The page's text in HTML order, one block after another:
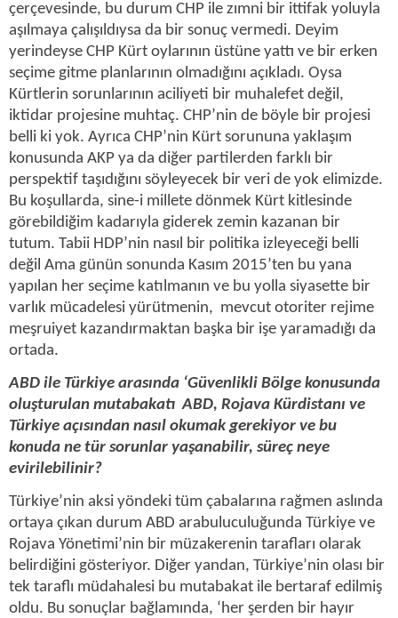
çerçevesinde, bu durum CHP ile zımni bir ittifak yoluyla
aşılmaya çalışıldıysa da bir sonuç vermedi. Deyim
yerindeyse CHP Kürt oylarının üstüne yattı ve bir erken
seçime gitme planlarının olmadığını açıkladı. Oysa
Kürtlerin sorunlarının aciliyeti bir muhalefet değil,
iktidar projesine muhtaç. CHP’nin de böyle bir projesi
belli ki yok. Ayrıca CHP’nin Kürt sorununa yaklaşım
konusunda AKP ya da diğer partilerden farklı bir
perspektif taşıdığını söyleyecek bir veri de yok elimizde.
Bu koşullarda, sine-i millete dönmek Kürt kitlesinde
görebildiğim kadarıyla giderek zemin kazanan bir
tutum. Tabii HDP’nin nasıl bir politika izleyeceği belli
değil Ama günün sonunda Kasım 2015’ten bu yana
yapılan her seçime katılmanın ve bu yolla siyasette bir
varlık mücadelesi yürütmenin, mevcut otoriter rejime
meşruiyet kazandırmaktan başka bir işe yaramadığı da
ortada.
ABD ile Türkiye arasında ‘Güvenlikli Bölge konusunda
oluşturulan mutabakatı ABD, Rojava Kürdistanı ve
Türkiye açısından nasıl okumak gerekiyor ve bu
konuda ne tür sorunlar yaşanabilir, süreç neye
evirilebilinir?
Türkiye’nin aksi yöndeki tüm çabalarına rağmen aslında
ortaya çıkan durum ABD arabuluculuğunda Türkiye ve
Rojava Yönetimi’nin bir müzakerenin tarafları olarak
belirdiğini gösteriyor. Diğer yandan, Türkiye’nin olası bir
tek taraflı müdahalesi bu mutabakat ile bertaraf edilmiş
oldu. Bu sonuçlar bağlamında, ‘her şerden bir hayır